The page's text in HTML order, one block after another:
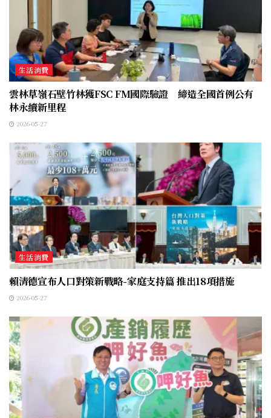
生活消費
雲林草嶺石壁竹林獲FSC FM國際驗證 締造全國首例公有
林永續新里程
2026-05-27
生活消費
賴清德宣布人口對策新戰略-家庭支持篇 推出18項措施
2026-05-27